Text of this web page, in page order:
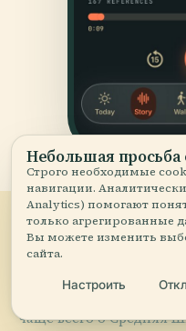
06 Часто
Вопросы, которые
чаще всего о Средняя
Небольшая просьба
Строго необходимые
навигации.
Analytics) помогают
только агрегированные
Вы можете изменить
сайта.
Настроить